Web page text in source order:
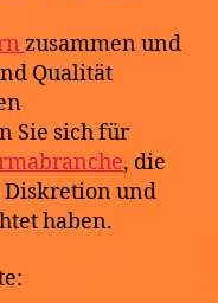
zusammen und
Qualität
Sie sich für
, die
Diskretion und
haben.